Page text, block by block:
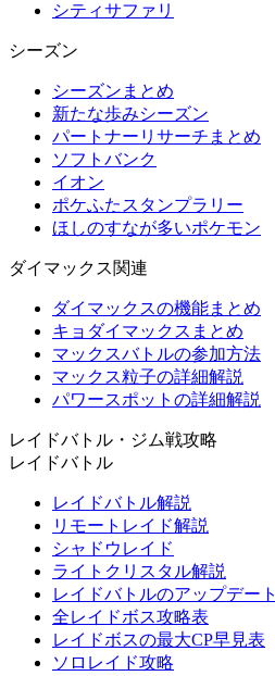
シティサファリ
シーズン
シーズンまとめ
新たな歩みシーズン
パートナーリサーチまとめ
ソフトバンク
イオン
ポケふたスタンプラリー
ほしのすなが多いポケモン
ダイマックス関連
ダイマックスの機能まとめ
キョダイマックスまとめ
マックスバトルの参加方法
マックス粒子の詳細解説
パワースポットの詳細解説
レイドバトル・ジム戦攻略
レイドバトル
レイドバトル解説
リモートレイド解説
シャドウレイド
ライトクリスタル解説
レイドバトルのアップデート
全レイドボス攻略表
レイドボスの最大CP早見表
ソロレイド攻略